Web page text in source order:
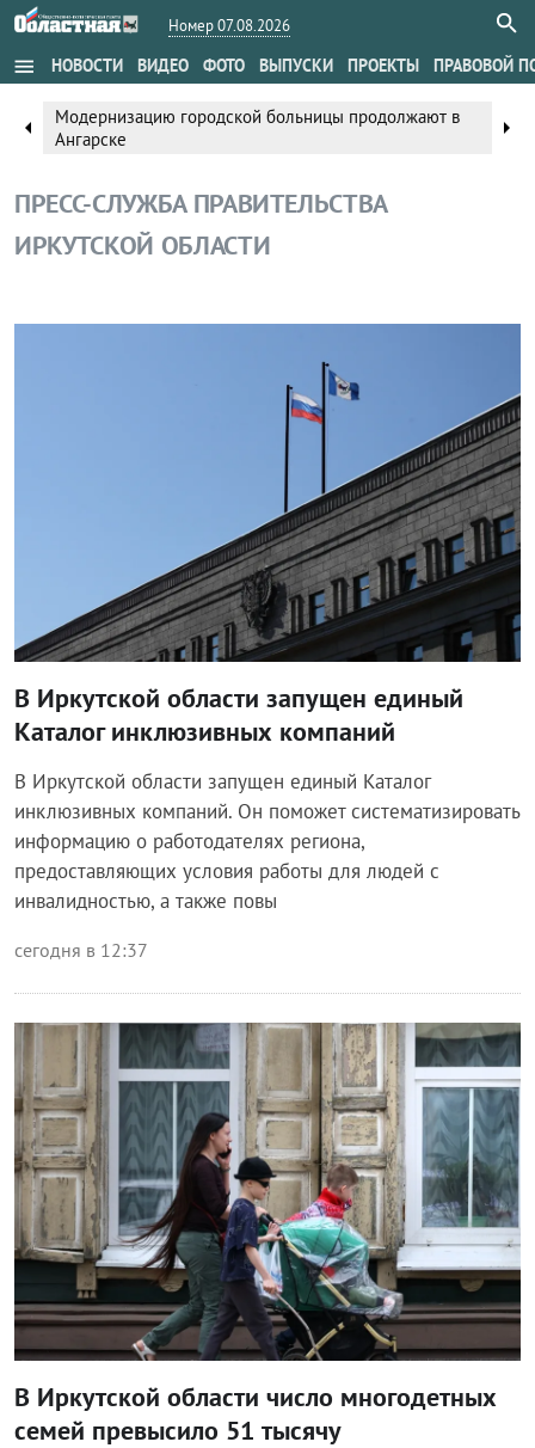
Номер 07.08.2026
menu НОВОСТИ ВИДЕО ФОТО ВЫПУСКИ ПРОЕКТЫ ПРАВОВОЙ
arrow_left
Модернизацию городской больницы продолжают в
Ангарске
arrow_right
ПРЕСС-СЛУЖБА ПРАВИТЕЛЬСТВА
ИРКУТСКОЙ ОБЛАСТИ
В Иркутской области запущен единый
Каталог инклюзивных компаний
В Иркутской области запущен единый Каталог
инклюзивных компаний. Он поможет систематизировать
информацию о работодателях региона,
предоставляющих условия работы для людей с
инвалидностью, а также повы
сегодня в 12:37
Общество
В Иркутской области число многодетных
семей превысило 51 тысячу